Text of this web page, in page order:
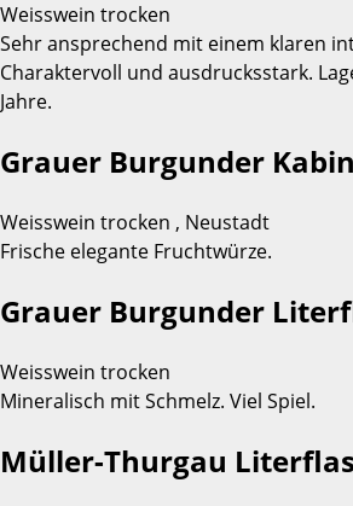
Weisswein trocken
Sehr ansprechend mit einem klaren
Charaktervoll und ausdrucksstark.
Jahre.
Grauer Burgunder
Weisswein trocken , Neustadt
Frische elegante Fruchtwürze.
Grauer Burgunder
Weisswein trocken
Mineralisch mit Schmelz. Viel Spiel.
Müller-Thurgau